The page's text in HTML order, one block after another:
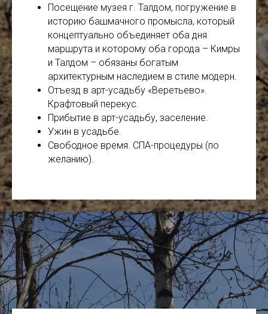
Посещение музея г. Талдом, погружение в
историю башмачного промысла, который
концептуально объединяет оба дня
маршрута и которому оба города – Кимры
и Талдом – обязаны богатым
архитектурным наследием в стиле модерн.
Отъезд в арт-усадьбу «Веретьево».
Крафтовый перекус.
Прибытие в арт-усадьбу, заселение.
Ужин в усадьбе.
Свободное время. СПА-процедуры (по
желанию).